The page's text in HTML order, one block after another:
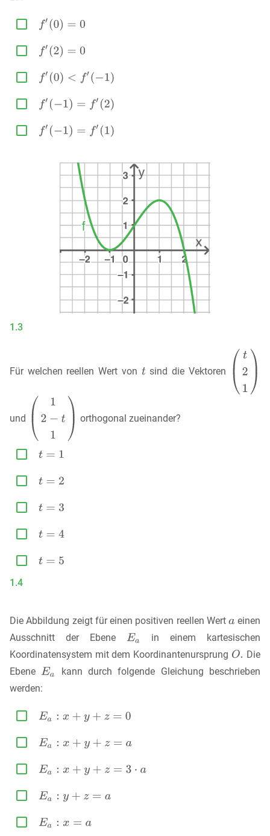





1.3
Für welchen reellen Wert von sind die Vektoren
und orthogonal zueinander?





1.4
Die Abbildung zeigt für einen positiven reellen Wert
einen
Ausschnitt der Ebene
in einem kartesischen
Koordinatensystem mit dem Koordinantenursprung
Die
Ebene
kann durch folgende Gleichung beschrieben
werden:




